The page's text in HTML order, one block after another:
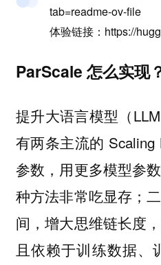
tab=readme-ov-file
体验链接：https://
ParScale 怎么实现
提升大语言模型（
有两条主流的
参数，用更多模型参
种方法非常吃显存；
间，增大思维链长度
且依赖于训练数据、